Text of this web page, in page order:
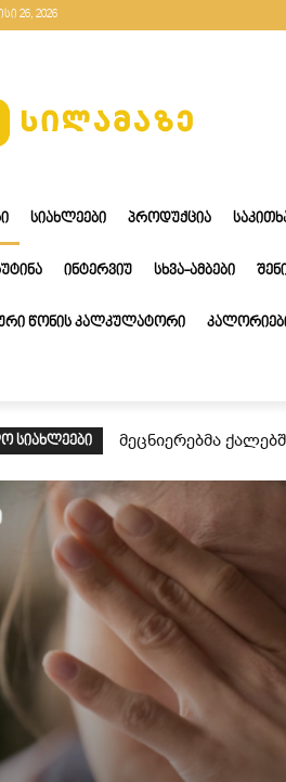
26, 2026
ᲡᲘᲐᲮᲚᲔᲔᲑᲘ ᲞᲠᲝᲓᲣᲥᲪᲘᲐ
ᲘᲜᲢᲔᲠᲕᲘᲣ ᲡᲮᲕᲐ-ᲐᲛᲑᲔᲑᲘ
ᲬᲝᲜᲘᲡ ᲙᲐᲚᲙᲣᲚᲐᲢᲝᲠᲘ
ᲡᲘᲐᲮᲚᲔᲔᲑᲘ მეცნიერებმა